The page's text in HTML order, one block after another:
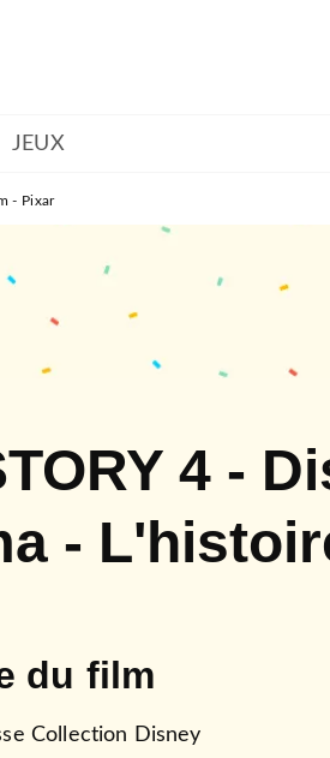
JEUX
- Pixar
4 -
-
du film
Collection Disney